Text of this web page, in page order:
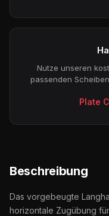
Nutze unseren
passenden
Plate
Beschreibung
Das vorgebeugte
horizontale Zugübung